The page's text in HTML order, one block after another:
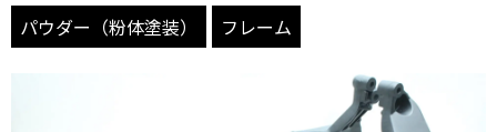
パウダー（粉体塗装）
フレーム